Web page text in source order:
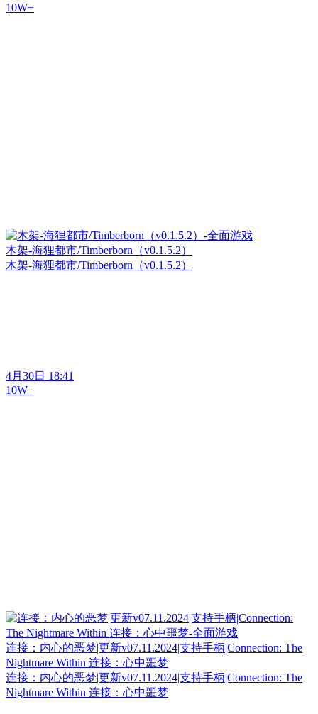
10W+
木架-海狸都市/Timberborn（v0.1.5.2）
木架-海狸都市/Timberborn（v0.1.5.2）
4月30日 18:41
10W+
连接：内心的恶梦|更新v07.11.2024|支持手柄|Connection: The
Nightmare Within 连接：心中噩梦
连接：内心的恶梦|更新v07.11.2024|支持手柄|Connection: The
Nightmare Within 连接：心中噩梦